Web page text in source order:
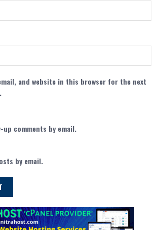
and website in this browser for the next
comments by email.
by email.